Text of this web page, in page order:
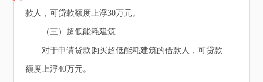
款人，可贷款额度上浮30万元。
（三）超低能耗建筑
对于申请贷款购买超低能耗建筑的借款人，可贷款
额度上浮40万元。